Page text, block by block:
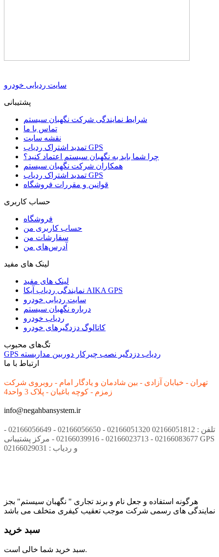
سایت ردیابی خودرو
پشتیبانی
شرایط نمایندگی شرکت نگهبان سیستم
تماس با ما
نقشه سایت
تمدید اشتراک ردیاب GPS
چرا شما باید به نگهبان سیستم اعتماد کنید؟
همکاران شرکت نگهبان سیستم
تمدید اشتراک ردیاب GPS
قوانین و مقررات فروشگاه
حساب کاربری
فروشگاه
حساب کاربری من
سفارشات من
آدرس‌های من
لینک های مفید
لینک های مفید
نمایندگی ردیاب آیکا AIKA GPS
سایت ردیابی خودرو
درباره نگهبان سیستم
ردیاب خودرو
کاتالوگ دزدگیرهای خودرو
تگ‌های محبوب
GPS
ردیاب دزدگیر نصب چیرکار دوربین مداربسته
ارتباط با ما
تهران - خیابان آزادی - بین شادمان و یادگار امام - روبروی شرکت
زمزم - کوچه باغبان - پلاک 3 واحد4
info@negahbansystem.ir
تلفن : 02166051812 02166051320 - 02166056650 - 02166056649 -
02166083677 - 02166023713 - 02166039916 - مرکز پشتیبانی GPS
و ردیاب : 02166029031
هرگونه استفاده و جعل نام و برند تجاری " نگهبان سیستم" بجز
نمایندگی های رسمی شرکت موجب تعقیب کیفری متخلف می باشد
سبد خرید
سبد خرید شما خالی است.